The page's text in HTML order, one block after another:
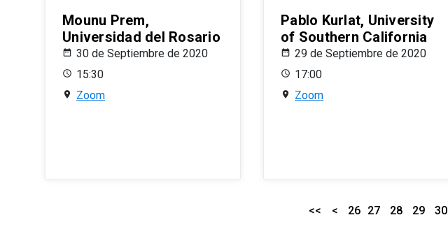
Mounu Prem,
Universidad del Rosario
30 de Septiembre de 2020
15:30
Zoom
Pablo Kurlat, University
of Southern California
29 de Septiembre de 2020
17:00
Zoom
<< < 26 27 28 29 30